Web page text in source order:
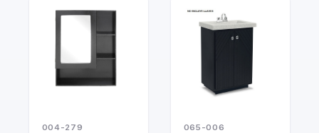
004-279 065-006